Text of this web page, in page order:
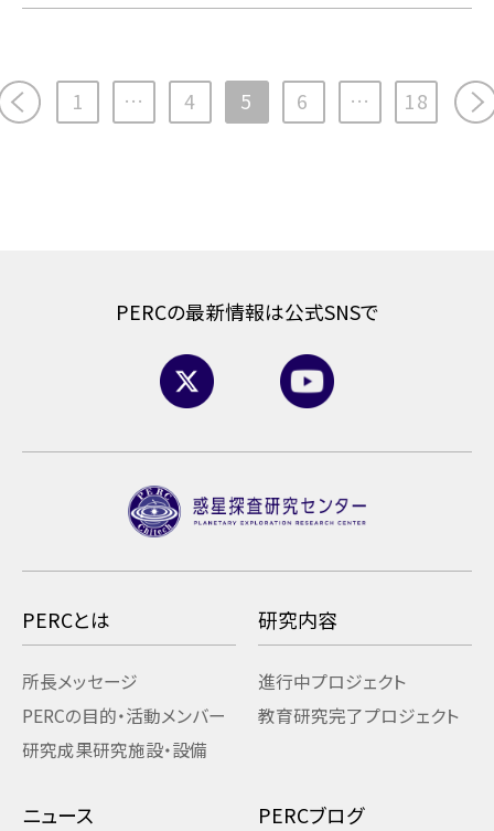
1 … 4 5 6 … 18
次へ>>
PERCの最新情報は公式SNSで
PERCとは
所長メッセージ
PERCの目的・活動メンバー
研究成果研究施設・設備
研究内容
進行中プロジェクト
教育研究完了プロジェクト
ニュース PERCブログ